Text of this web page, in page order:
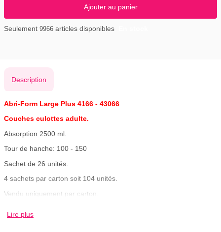
Ajouter au panier
Seulement 9966 articles disponibles
Description
Abri-Form Large Plus 4166 - 43066
Couches culottes adulte.
Absorption 2500 ml.
Tour de hanche: 100 - 150
Sachet de 26 unités.
4 sachets par carton soit 104 unités.
Vendu uniquement par carton.
Lire plus